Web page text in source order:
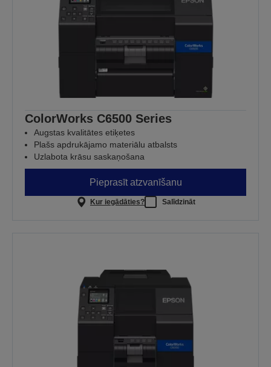
ColorWorks C6500 Series
Augstas kvalitātes etiķetes
Plašs apdrukājamo materiālu atbalsts
Uzlabota krāsu saskaņošana
Pieprasīt atzvanīšanu
Kur iegādāties? Salīdzināt